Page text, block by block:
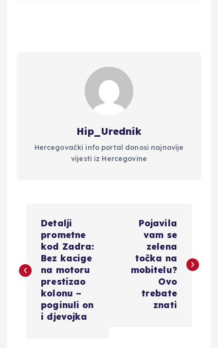
Hip_Urednik
Hercegovački info portal donosi najnovije
vijesti iz Hercegovine
v
Detalji
prometne
kod Zadra:
Bez kacige
na motoru
prestizao
kolonu –
poginuli on
i djevojka
Pojavila
vam se
zelena
točka na
mobitelu?
Ovo
trebate
znati